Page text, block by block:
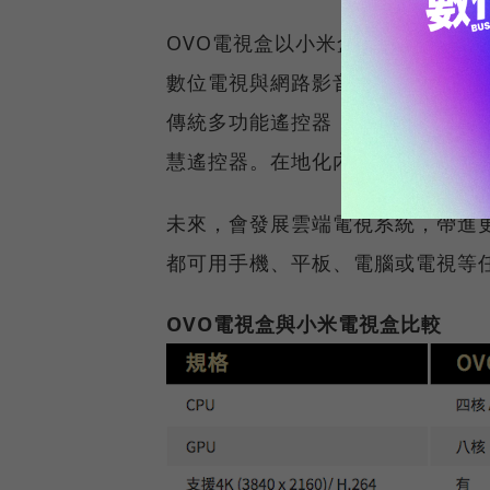
OVO電視盒以小米盒子增強版作
數位電視與網路影音整合在同一個
傳統多功能遙控器，讓擁有智慧
慧遙控器。在地化內容，隨著募資
未來，會發展雲端電視系統，帶
都可用手機、平板、電腦或電視等
OVO電視盒與小米電視盒比較